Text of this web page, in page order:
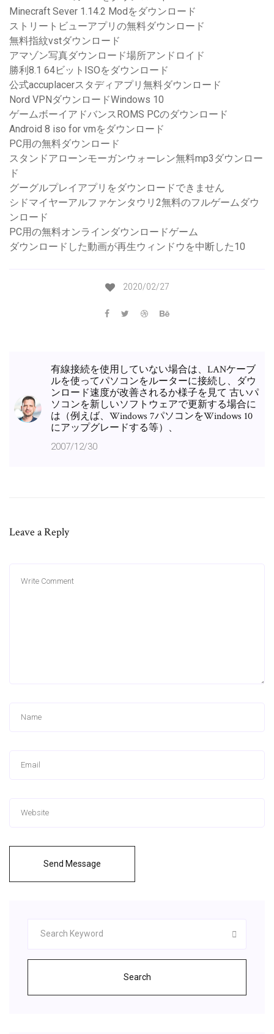
Minecraft Sever 1.14.2 Modをダウンロード
ストリートビューアプリの無料ダウンロード
無料指紋vstダウンロード
アマゾン写真ダウンロード場所アンドロイド
勝利8.1 64ビットISOをダウンロード
公式accuplacerスタディアプリ無料ダウンロード
Nord VPNダウンロードWindows 10
ゲームボーイアドバンスROMS PCのダウンロード
Android 8 iso for vmをダウンロード
PC用の無料ダウンロード
スタンドアローンモーガンウォーレン無料mp3ダウンロー
ド
グーグルプレイアプリをダウンロードできません
シドマイヤーアルファケンタウリ2無料のフルゲームダウ
ンロード
PC用の無料オンラインダウンロードゲーム
ダウンロードした動画が再生ウィンドウを中断した10
2020/02/27
有線接続を使用していない場合は、LANケーブ
ルを使ってパソコンをルーターに接続し、ダウ
ンロード速度が改善されるか様子を見て 古いパ
ソコンを新しいソフトウェアで更新する場合に
は（例えば、Windows 7パソコンをWindows 10
にアップグレードする等）、
2007/12/30
Leave a Reply
Send Message
Search